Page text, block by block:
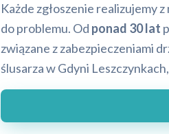
Każde zgłoszenie realizujemy
do problemu. Od ponad 30 lat
związane z zabezpieczeniami
ślusarza w Gdyni